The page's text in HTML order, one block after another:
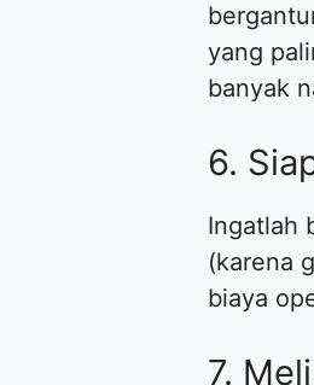
yang
banyak
6.
Ingatlah
(karena
biaya
7.